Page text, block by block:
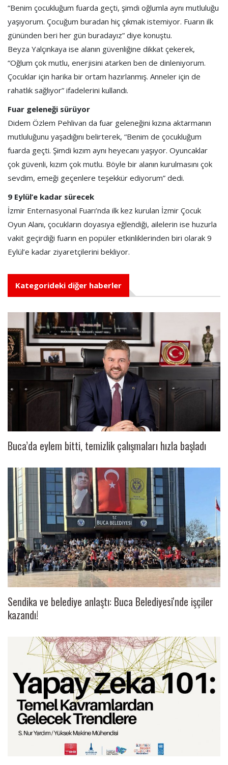
“Benim çocukluğum fuarda geçti, şimdi oğlumla aynı mutluluğu
yaşıyorum. Çocuğum buradan hiç çıkmak istemiyor. Fuarın ilk
gününden beri her gün buradayız” diye konuştu.
Beyza Yalçınkaya ise alanın güvenliğine dikkat çekerek,
“Oğlum çok mutlu, enerjisini atarken ben de dinleniyorum.
Çocuklar için harika bir ortam hazırlanmış. Anneler için de
rahatlık sağlıyor” ifadelerini kullandı.
Fuar geleneği sürüyor
Didem Özlem Pehlivan da fuar geleneğini kızına aktarmanın
mutluluğunu yaşadığını belirterek, “Benim de çocukluğum
fuarda geçti. Şimdi kızım aynı heyecanı yaşıyor. Oyuncaklar
çok güvenli, kızım çok mutlu. Böyle bir alanın kurulmasını çok
sevdim, emeği geçenlere teşekkür ediyorum” dedi.
9 Eylül’e kadar sürecek
İzmir Enternasyonal Fuarı’nda ilk kez kurulan İzmir Çocuk
Oyun Alanı, çocukların doyasıya eğlendiği, ailelerin ise huzurla
vakit geçirdiği fuarın en popüler etkinliklerinden biri olarak 9
Eylül’e kadar ziyaretçilerini bekliyor.
Kategorideki diğer haberler
Buca’da eylem bitti, temizlik çalışmaları hızla başladı
Sendika ve belediye anlaştı: Buca Belediyesi'nde işçiler
kazandı!